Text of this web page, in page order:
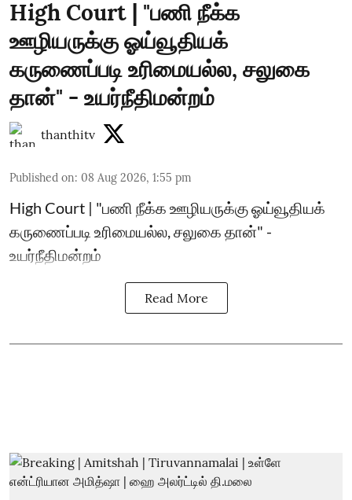
High Court | "பணி நீக்க
ஊழியருக்கு ஓய்வூதியக்
கருணைப்படி உரிமையல்ல, சலுகை
தான்" - உயர்நீதிமன்றம்
thanthitv
Published on: 08 Aug 2026, 1:55 pm
High Court | "பணி நீக்க ஊழியருக்கு ஓய்வூதியக்
கருணைப்படி உரிமையல்ல, சலுகை தான்" -
உயர்நீதிமன்றம்
Read More